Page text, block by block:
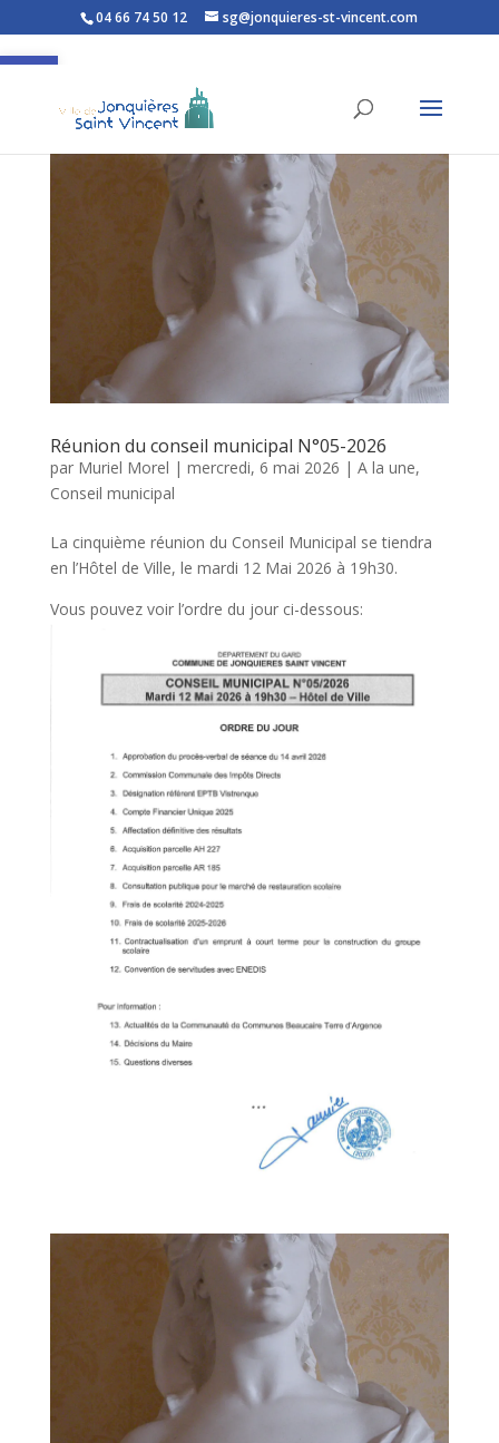
Ouvrir la barre d’outils
04 66 74 50 12 sg@jonquieres-st-vincent.com
Réunion du conseil municipal N°05-2026
par Muriel Morel | mercredi, 6 mai 2026 | A la une,
Conseil municipal
La cinquième réunion du Conseil Municipal se tiendra
en l’Hôtel de Ville, le mardi 12 Mai 2026 à 19h30.
Vous pouvez voir l’ordre du jour ci-dessous: